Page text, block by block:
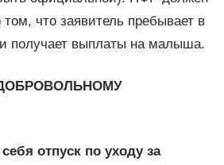
что заявитель пребывает в
и получает выплаты на малыша.
отпуск по уходу за